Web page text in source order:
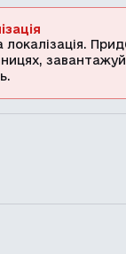
локалізація.